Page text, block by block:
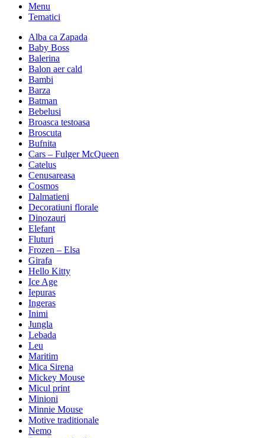
Menu
Tematici
Alba ca Zapada
Baby Boss
Balerina
Balon aer cald
Bambi
Barza
Batman
Bebelusi
Broasca testoasa
Broscuta
Bufnita
Cars – Fulger McQueen
Catelus
Cenusareasa
Cosmos
Dalmatieni
Decoratiuni florale
Dinozauri
Elefant
Fluturi
Frozen – Elsa
Girafa
Hello Kitty
Ice Age
Iepuras
Ingeras
Inimi
Jungla
Lebada
Leu
Maritim
Mica Sirena
Mickey Mouse
Micul print
Minioni
Minnie Mouse
Motive traditionale
Nemo